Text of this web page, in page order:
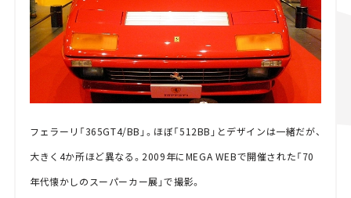
フェラーリ「365GT4/BB」。ほぼ「512BB」とデザインは一緒だが、
大きく4か所ほど異なる。2009年にMEGA WEBで開催された「70
年代懐かしのスーパーカー展」で撮影。